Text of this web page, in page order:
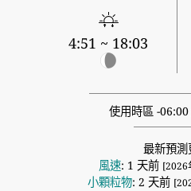
4:51 ~ 18:03
使用時區 -06:00
最新預測
風速: 1 天前 [2026
小顆粒物: 2 天前